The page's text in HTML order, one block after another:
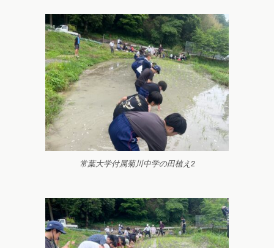
常葉大学付属菊川中学の田植え2